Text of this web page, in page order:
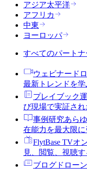
アジア太平洋
アフリカ
中東
ヨーロッパ
すべてのパートナ
ウェビナー ド
最新トレンドを学
プレイブック
び現場で実証され
事例研究あら
在能力を最大限に
FlytBase TVオ
見、閲覧、視聴す
ブログ ドロー